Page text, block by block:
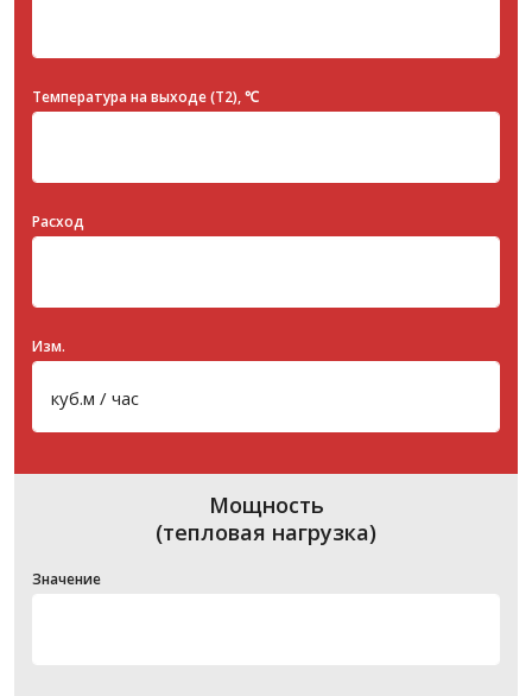
Температура на выходе (T2), ℃
Расход
Изм.
Мощность
(тепловая нагрузка)
Значение